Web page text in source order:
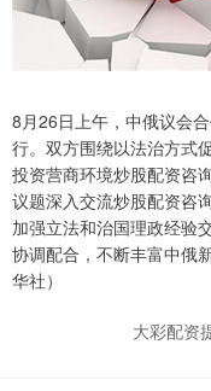
8月26日上午，中俄议会
行。双方围绕以法治方式
投资营商环境炒股配资咨
议题深入交流炒股配资咨
加强立法和治国理政经验
协调配合，不断丰富中俄
华社）
大彩配资